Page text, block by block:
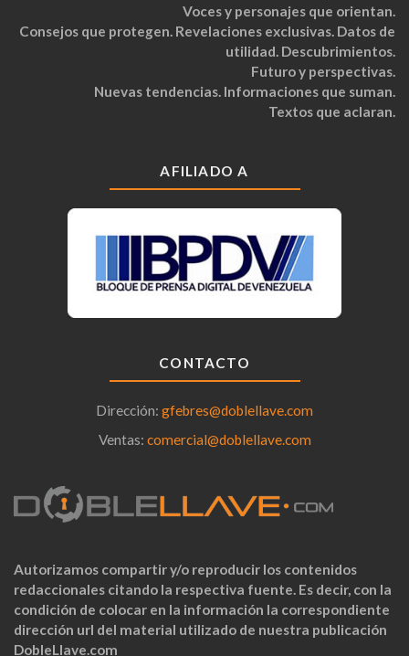
Voces y personajes que orientan.
Consejos que protegen. Revelaciones exclusivas. Datos de
utilidad. Descubrimientos.
Futuro y perspectivas.
Nuevas tendencias. Informaciones que suman.
Textos que aclaran.
AFILIADO A
CONTACTO
Dirección: gfebres@doblellave.com
Ventas: comercial@doblellave.com
Autorizamos compartir y/o reproducir los contenidos
redaccionales citando la respectiva fuente. Es decir, con la
condición de colocar en la información la correspondiente
dirección url del material utilizado de nuestra publicación
DobleLlave.com